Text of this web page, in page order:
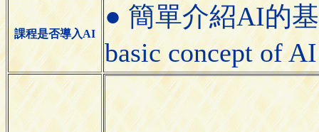
課程是否導入AI
● 簡單介紹AI的
basic concept of